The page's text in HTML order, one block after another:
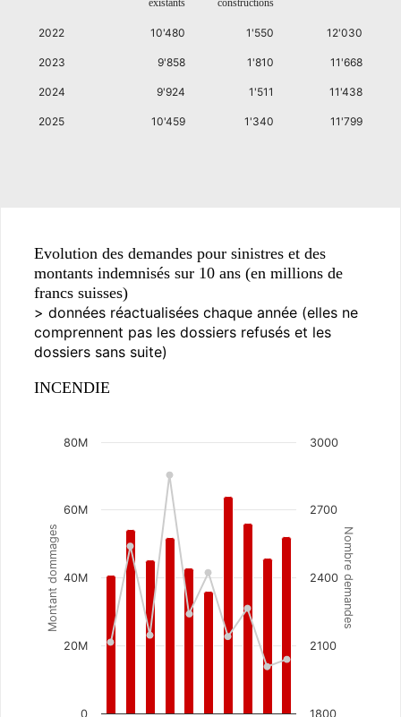
existants constructions
2022 10'480 1'550 12'030
2023 9'858 1'810 11'668
2024 9'924 1'511 11'438
2025 10'459 1'340 11'799
Evolution des demandes pour sinistres et des
montants indemnisés sur 10 ans (en millions de
francs suisses)
> données réactualisées chaque année (elles ne
comprennent pas les dossiers refusés et les
dossiers sans suite)
INCENDIE
Chart
The chart has 1 X axis displaying categories.
The chart has 2 Y axes displaying Montant
Montant dommages Nombre demandes
0
60M
20M
40M
80M 3000
1800
2100
2400
2700